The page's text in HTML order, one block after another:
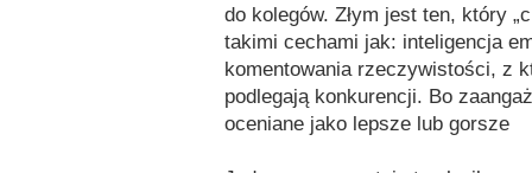
do kolegów. Złym jest ten, który
takimi cechami jak: inteligencja
komentowania rzeczywistości, z
podlegają konkurencji. Bo
oceniane jako lepsze lub gorsze